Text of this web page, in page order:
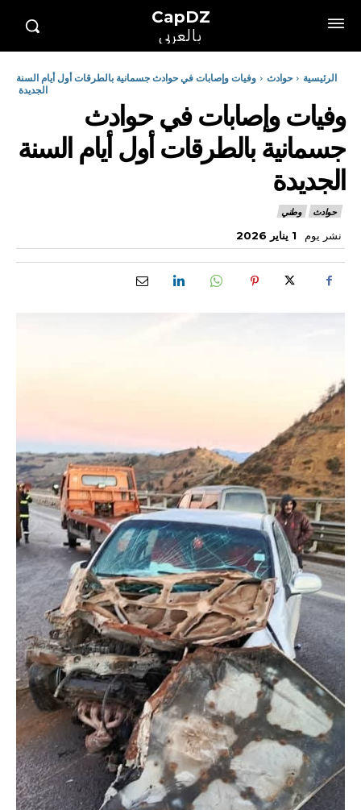
CapDZ
بالعربي
الرئيسية حوادث
وفيات وإصابات في حوادث جسمانية بالطرقات أول أيام السنة
الجديدة
وفيات وإصابات في حوادث
جسمانية بالطرقات أول أيام السنة
الجديدة
حوادث وطني
نشر يوم 1 يناير 2026